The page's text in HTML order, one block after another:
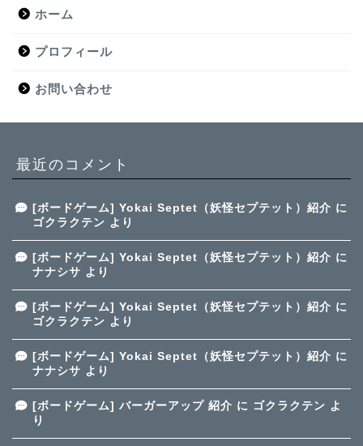
ホーム
プロフィール
お問い合わせ
最近のコメント
[ボードゲーム] Yokai Septet（妖怪セプテット）紹介 に
ゴクラクテン より
[ボードゲーム] Yokai Septet（妖怪セプテット）紹介 に
ナナシサ より
[ボードゲーム] Yokai Septet（妖怪セプテット）紹介 に
ゴクラクテン より
[ボードゲーム] Yokai Septet（妖怪セプテット）紹介 に
ナナシサ より
[ボードゲーム] バーガーアップ 紹介 に ゴクラクテン よ
り